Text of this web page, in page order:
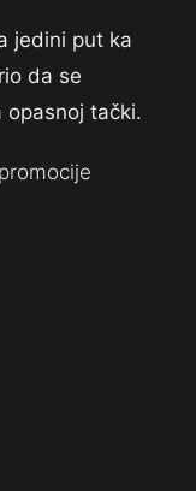
jedini put ka
da se
opasnoj tački.